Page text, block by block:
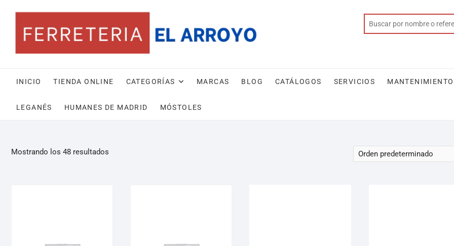
INICIO TIENDA ONLINE CATEGORÍAS MARCAS BLOG CATÁLOGOS SERVICIOS
LEGANÉS HUMANES DE MADRID MÓSTOLES
Mostrando los 48 resultados